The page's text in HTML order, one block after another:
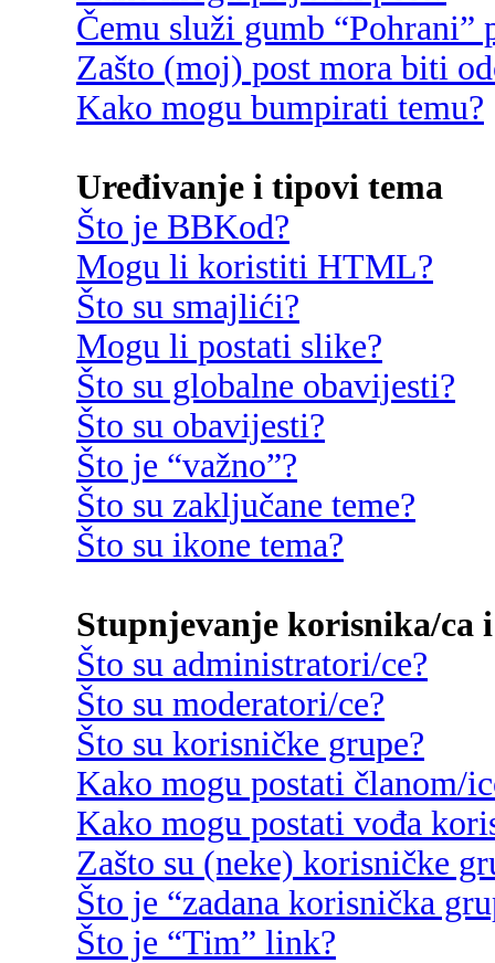
Čemu služi gumb
Zašto (moj) post mora biti
Kako mogu bumpirati temu?
Uređivanje i tipovi tema
Što je BBKod?
Mogu li koristiti HTML?
Što su smajlići?
Mogu li postati slike?
Što su globalne obavijesti?
Što su obavijesti?
Što je “važno”?
Što su zaključane teme?
Što su ikone tema?
Stupnjevanje korisnika/ca
Što su administratori/ce?
Što su moderatori/ce?
Što su korisničke grupe?
Kako mogu postati članom/
Kako mogu postati vođa
Zašto su (neke) korisničke
Što je “zadana korisnička
Što je “Tim” link?